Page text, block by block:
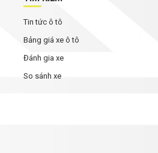
Tin tức ô tô
Bảng giá xe ô tô
Đánh gia xe
So sánh xe